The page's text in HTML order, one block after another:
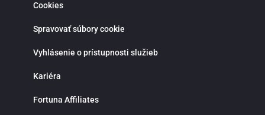
Aplikácia poskytuje rýchly prístup k stávkam, live udalostiam, histórii tiketov a
najnovších akciách, bonusoch a dôležitých zápasoch. Fortuna kladie dôraz na
zodpovedné hranie a ponúka možnosť nastavenia limitov na vklady, stávky
podpora prostredníctvom live chatu, ktorá ti rada pomôže rýchlo a
bohatou ponukou športových stávok, kvalitnými kurzmi a modernými
jednom mieste.
Cookies
Spravovať súbory cookie
Vyhlásenie o prístupnosti služieb
Kariéra
Fortuna Affiliates